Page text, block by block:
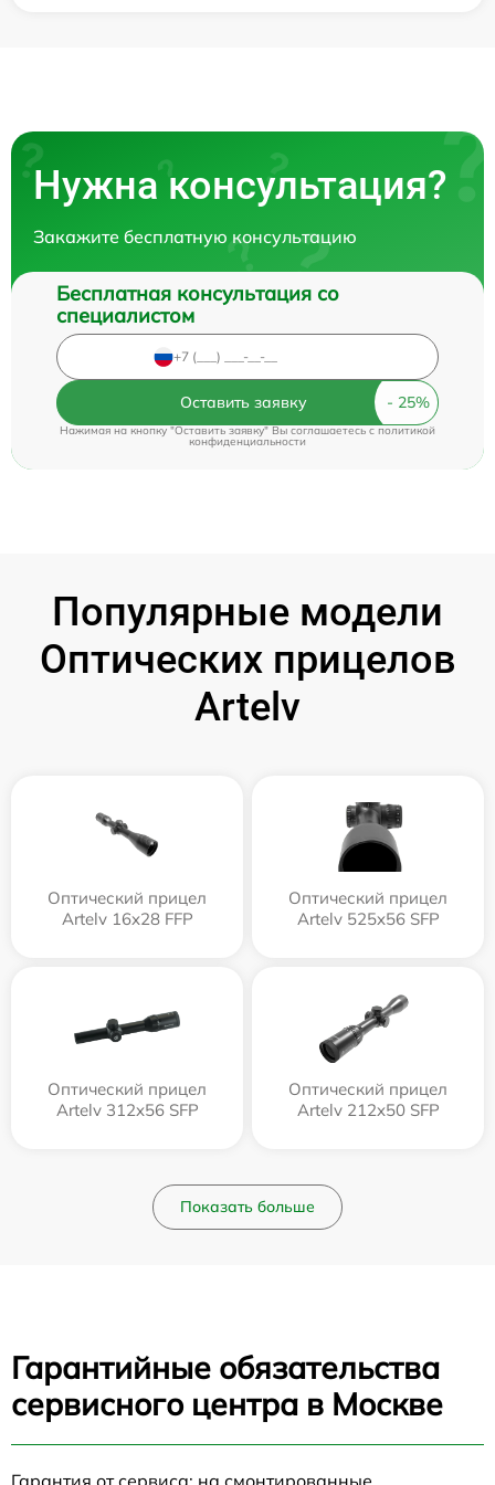
Нужна консультация?
Закажите бесплатную консультацию
Бесплатная консультация со
специалистом
Оставить заявку
Нажимая на кнопку "Оставить заявку" Вы соглашаетесь cполитикой
конфиденциальности
Популярные модели
Оптических прицелов
Artelv
Оптический прицел
Artelv 16x28 FFP
Оптический прицел
Artelv 525x56 SFP
Оптический прицел
Artelv 312x56 SFP
Оптический прицел
Artelv 212x50 SFP
Показать больше
Гарантийные обязательства
сервисного центра в Москве
Гарантия от сервиса: на смонтированные